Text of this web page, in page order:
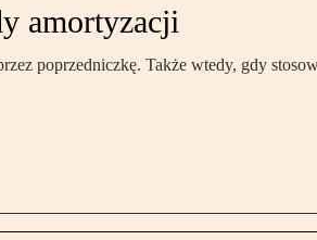
amortyzacji
poprzedniczkę. Także wtedy, gdy